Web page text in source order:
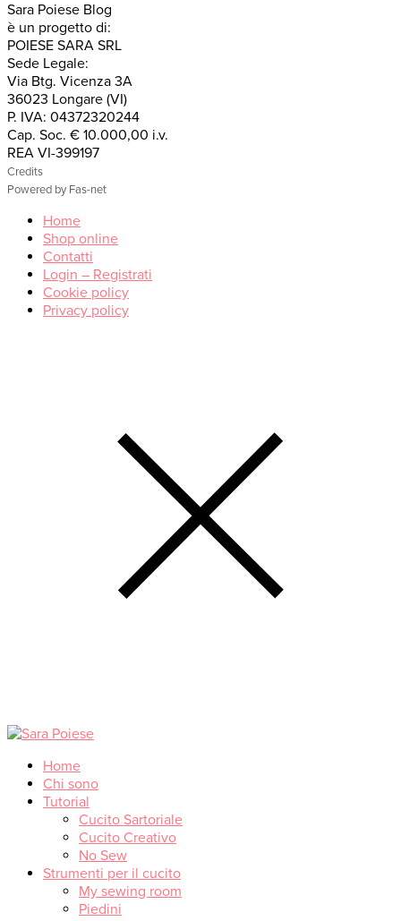
Sara Poiese Blog
è un progetto di:
POIESE SARA SRL
Sede Legale:
Via Btg. Vicenza 3A
36023 Longare (VI)
P. IVA: 04372320244
Cap. Soc. € 10.000,00 i.v.
REA VI-399197
Credits
Powered by Fas-net
Home
Shop online
Contatti
Login – Registrati
Cookie policy
Privacy policy
Home
Chi sono
Tutorial
Cucito Sartoriale
Cucito Creativo
No Sew
Strumenti per il cucito
My sewing room
Piedini